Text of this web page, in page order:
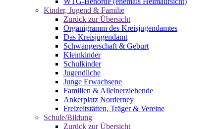
Kinder, Jugend & Familie
Zurück zur Übersicht
Organigramm des Kreisjugendamtes
Das Kreisjugendamt
Schwangerschaft & Geburt
Kleinkinder
Schulkinder
Jugendliche
Junge Erwachsene
Familien & Alleinerziehende
Ankerplatz Norderney
Freizeitstätten, Träger & Vereine
Schule/Bildung
Zurück zur Übersicht